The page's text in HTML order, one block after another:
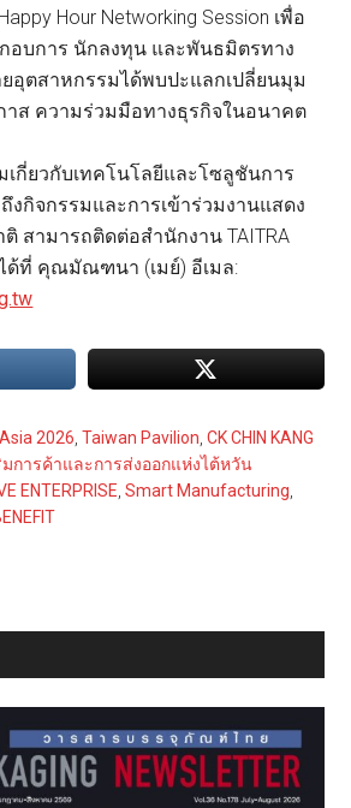
Hour Networking Session เพื่อ
อบการ นักลงทุน และพันธมิตรทาง
อุตสาหกรรมได้พบปะแลกเปลี่ยนมุม
าส ความร่วมมือทางธุรกิจในอนาคต
เกี่ยวกับเทคโนโลยีและโซลูชันการ
งกิจกรรมและการเข้าร่วมงานแสดง
สามารถติดต่อสำนักงาน TAITRA
ด้ที่ คุณมัณฑนา (เมย์) อีเมล:
2026,Taiwan Pavilion,CK CHIN KANG
มการค้าและการส่งออกแห่งไต้หวัน
ENTERPRISE,Smart Manufacturing,